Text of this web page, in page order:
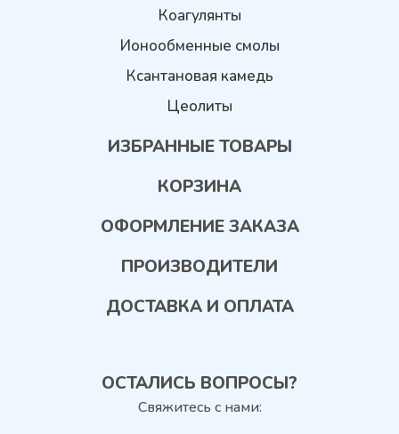
Коагулянты
Ионообменные смолы
Ксантановая камедь
Цеолиты
ИЗБРАННЫЕ ТОВАРЫ
КОРЗИНА
ОФОРМЛЕНИЕ ЗАКАЗА
ПРОИЗВОДИТЕЛИ
ДОСТАВКА И ОПЛАТА
ОСТАЛИСЬ ВОПРОСЫ?
Свяжитесь с нами: